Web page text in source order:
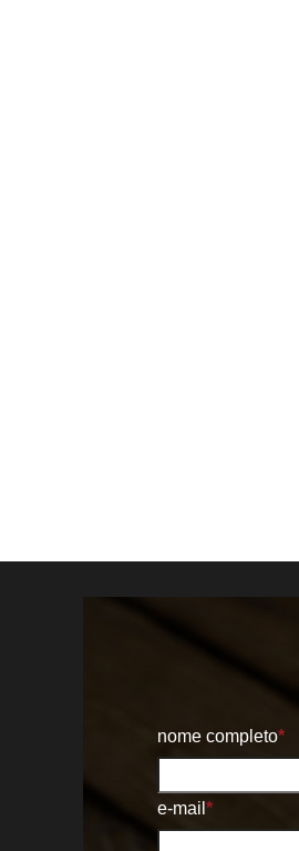
nome completo*
e-mail*